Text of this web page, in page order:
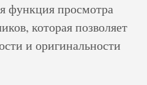
функция просмотра
которая позволяет
и оригинальности